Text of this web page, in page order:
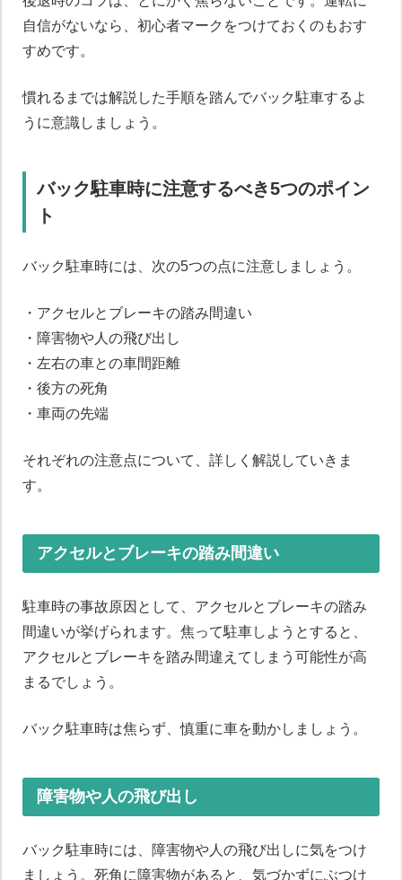
自信がないなら、初心者マークをつけておくのもおす
すめです。
慣れるまでは解説した手順を踏んでバック駐車するよ
うに意識しましょう。
バック駐車時に注意するべき5つのポイン
ト
バック駐車時には、次の5つの点に注意しましょう。
・アクセルとブレーキの踏み間違い
・障害物や人の飛び出し
・左右の車との車間距離
・後方の死角
・車両の先端
それぞれの注意点について、詳しく解説していきま
す。
アクセルとブレーキの踏み間違い
駐車時の事故原因として、アクセルとブレーキの踏み
間違いが挙げられます。焦って駐車しようとすると、
アクセルとブレーキを踏み間違えてしまう可能性が高
まるでしょう。
バック駐車時は焦らず、慎重に車を動かしましょう。
障害物や人の飛び出し
バック駐車時には、障害物や人の飛び出しに気をつけ
ましょう。死角に障害物があると、気づかずにぶつけ